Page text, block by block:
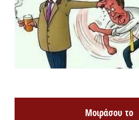
Μοιράσου το